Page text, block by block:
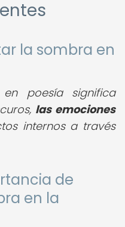
la sombra en
poesía significa
las emociones
internos a través
de
en la